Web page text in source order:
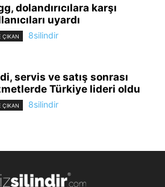
dolandırıcılara karşı
uyardı
ÇIKAN 8silindir
servis ve satış sonrası
Türkiye lideri oldu
ÇIKAN 8silindir